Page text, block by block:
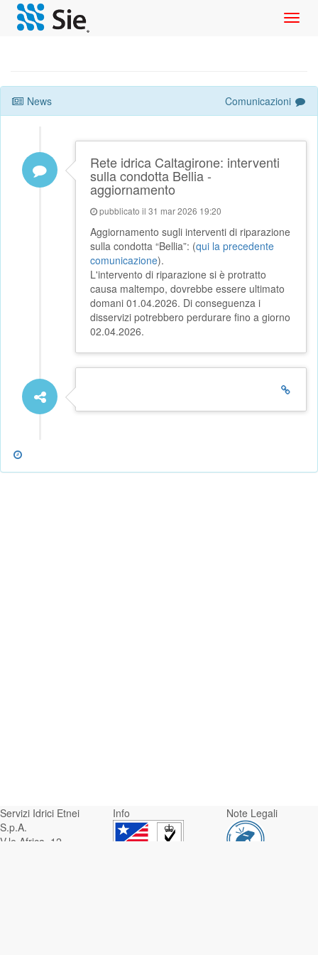
News Comunicazioni
Rete idrica Caltagirone: interventi
sulla condotta Bellia -
aggiornamento
pubblicato il 31 mar 2026 19:20
Aggiornamento sugli interventi di riparazione
sulla condotta “Bellia”: (qui la precedente
comunicazione).
L'intervento di riparazione si è protratto
causa maltempo, dovrebbe essere ultimato
domani 01.04.2026. Di conseguenza i
disservizi potrebbero perdurare fino a giorno
02.04.2026.
Servizi Idrici Etnei
S.p.A.
V.le Africa, 12 -
Info Note Legali